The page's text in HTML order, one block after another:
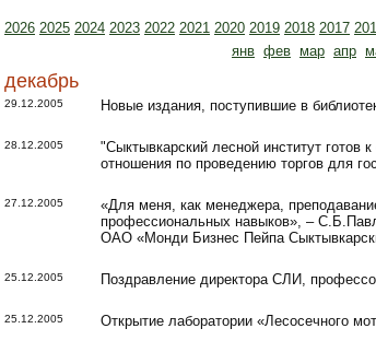
2026 2025 2024 2023 2022 2021 2020 2019 2018 2017
янв фев мар апр
декабрь
29.12.2005 Новые издания, поступившие в
28.12.2005
"Сыктывкарский лесной институт готов
отношения по проведению торгов для
27.12.2005
«Для меня, как менеджера,
профессиональных навыков», –
ОАО «Монди Бизнес Пейпа
25.12.2005 Поздравление директора СЛИ,
25.12.2005 Открытие лаборатории «Лесосечного